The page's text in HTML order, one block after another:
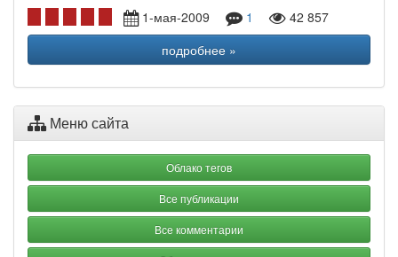
1-мая-2009
1
42 857
подробнее »
Меню сайта
Облако тегов
Все публикации
Все комментарии